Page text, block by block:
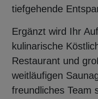
tiefgehende
Ergänzt wird Ihr
kulinarische
Restaurant und
weitläufigen
freundliches Team